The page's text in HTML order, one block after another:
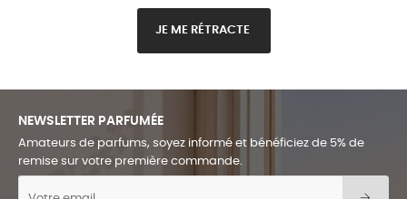
JE ME RÉTRACTE
NEWSLETTER PARFUMÉE
Amateurs de parfums, soyez informé et bénéficiez de 5% de
remise sur votre première commande.